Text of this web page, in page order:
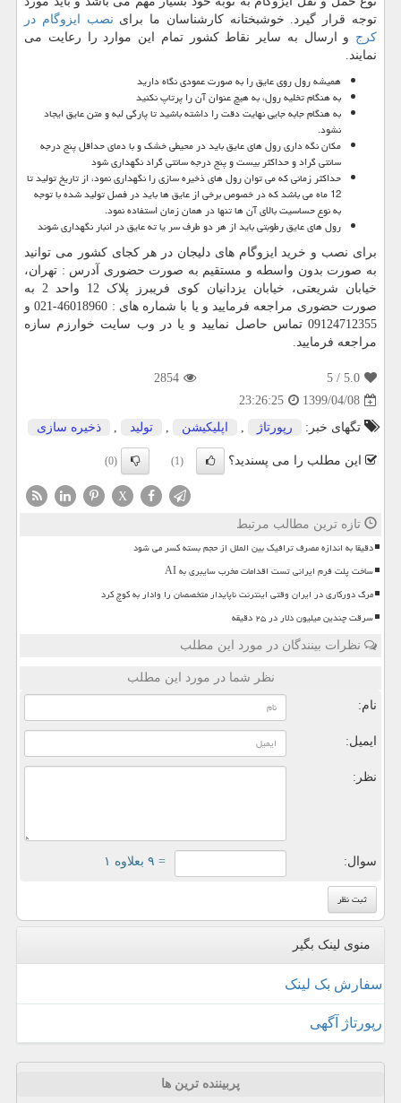
توجه قرار گیرد. خوشبختانه کارشناسان ما برای نصب ایزوگام در
کرج و ارسال به سایر نقاط کشور تمام این موارد را رعایت می
نمایند.
همیشه رول روی عایق را به صورت عمودی نگاه دارید
به هنگام تخلیه رول، به هیچ عنوان آن را پرتاپ نکنید
به هنگام جابه جایی نهایت دقت را داشته باشید تا پارگی لبه و متن عایق ایجاد
نشود.
مکان نگه داری رول های عایق باید در محیطی خشک و با دمای حداقل پنج درجه
سانتی گراد و حداکثر بیست و پنج درجه سانتی گراد نگهداری شود
حداکثر زمانی که می توان رول های ذخیره سازی را نگهداری نمود، از تاریخ تولید تا
12 ماه می باشد که در خصوص برخی از عایق ها باید در فصل تولید شده با توجه
به نوع حساسیت بالای آن ها تنها در همان زمان استفاده نمود.
رول های عایق رطوبتی باید از هر دو طرف سر یا ته عایق در انبار نگهداری شوند
برای نصب و خرید ایزوگام های دلیجان در هر کجای کشور می توانید
به صورت بدون واسطه و مستقیم به صورت حضوری آدرس : تهران،
خیابان شریعتی، خیابان یزدانیان کوی فریبرز پلاک 12 واحد 2 به
صورت حضوری مراجعه فرمایید و یا با شماره های : 46018960-021 و
09124712355 تماس حاصل نمایید و یا در وب سایت خوارزم سازه
مراجعه فرمایید.
5.0
/ 5
2854
1399/04/08
23:26:25
تگهای خبر:
رپورتاژ , اپلیكیشن , تولید , ذخیره سازی
این مطلب را می پسندید؟ (1)
(0)
X
تازه ترین مطالب مرتبط
دقیقا به اندازه مصرف ترافیک بین الملل از حجم بسته کسر می شود
ساخت پلت فرم ایرانی تست اقدامات مخرب سایبری به AI
مرگ دورکاری در ایران وقتی اینترنت ناپایدار متخصصان را وادار به کوچ کرد
سرقت چندین میلیون دلار در ۲۵ دقیقه
نظرات بینندگان در مورد این مطلب
نظر شما در مورد این مطلب
نام:
ایمیل:
نظر:
سوال: = ۹ بعلاوه ۱
منوی لینک بگیر
سفارش بک لینک
رپورتاژ آگهی
پربیننده ترین ها